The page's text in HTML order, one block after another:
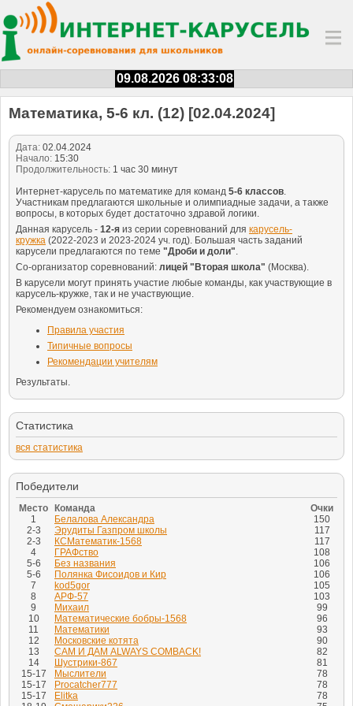
09.08.2026 08:33:08
Математика, 5-6 кл. (12) [02.04.2024]
Дата: 02.04.2024
Начало: 15:30
Продолжительность: 1 час 30 минут
Интернет-карусель по математике для команд 5-6 классов
Участникам предлагаются школьные и олимпиадные задачи, а также
вопросы, в которых будет достаточно здравой логики.
Данная карусель - 12-я из серии соревнований для карусель-
кружка (2022-2023 и 2023-2024 уч. год). Большая часть заданий
карусели предлагаются по теме "Дроби и доли"
Со-организатор соревнований: лицей "Вторая школа" (Москва).
В карусели могут принять участие любые команды, как участвующие в
карусель-кружке, так и не участвующие.
Рекомендуем ознакомиться:
Правила участия
Типичные вопросы
Рекомендации учителям
Результаты.
Статистика
вся статистика
Победители
Место Команда
Очки
1
Белалова Александра
150
2-3
Эрудиты Газпром школы
117
2-3
КСМатематик-1568
117
4
ГРАФство
108
5-6
Без названия
106
5-6
Полянка Фисоидов и Кир
106
7
kod5gor
105
8
АРФ-57
103
9
Михаил
99
10
Математические бобры-1568
96
11
Математики
93
12
Московские котята
90
13
САМ И ДАМ ALWAYS COMBACK!
82
14
Шустрики-867
81
15-17
Мыслители
78
15-17
Procatcher777
78
15-17
Elitka
78